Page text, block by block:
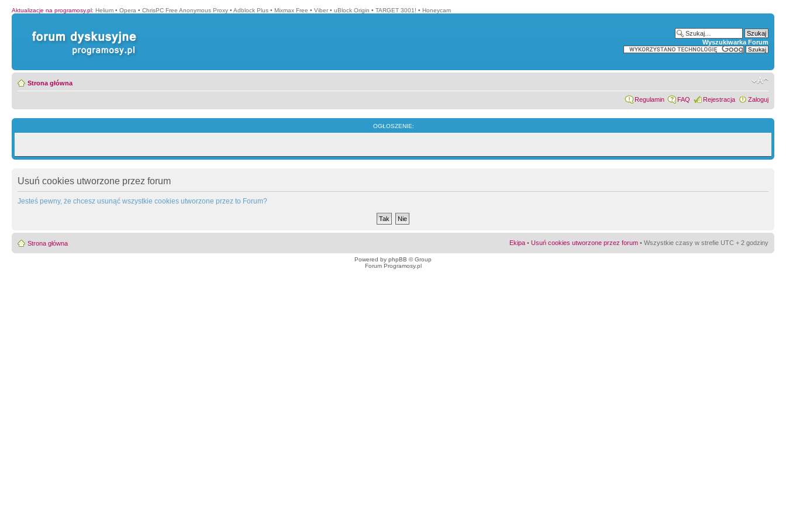
Aktualizacje na programosy.pl: Helium • Opera • ChrisPC Free Anonymous Proxy • Adblock Plus • Mixmax Free • Viber • uBlock Origin • TARGET 3001! • Honeycam
Wyszukiwarka Forum
Strona główna
Regulamin FAQ Rejestracja Zaloguj
OGŁOSZENIE:
Usuń cookies utworzone przez forum
Jesteś pewny, że chcesz usunąć wszystkie cookies utworzone przez to Forum?
Strona główna Ekipa • Usuń cookies utworzone przez forum • Wszystkie czasy w strefie UTC + 2 godziny
Powered by phpBB © Group
Forum Programosy.pl